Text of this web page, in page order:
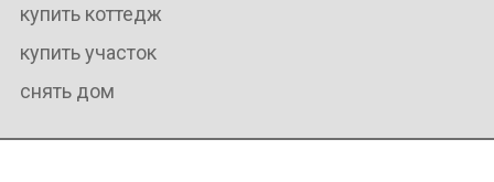
купить коттедж
купить участок
снять дом